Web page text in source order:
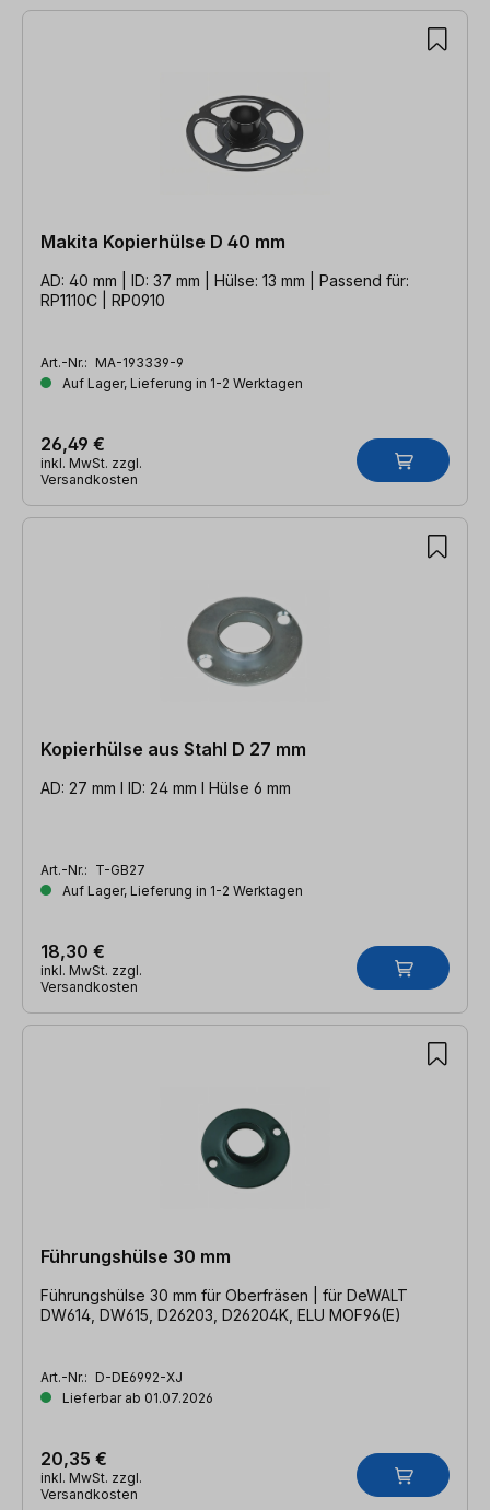
Makita Kopierhülse D 40 mm
AD: 40 mm | ID: 37 mm | Hülse: 13 mm | Passend für:
RP1110C | RP0910
Art.-Nr.: MA-193339-9
Auf Lager, Lieferung in 1-2 Werktagen
26,49 €
inkl. MwSt. zzgl.
Versandkosten
Kopierhülse aus Stahl D 27 mm
AD: 27 mm l ID: 24 mm l Hülse 6 mm
Art.-Nr.: T-GB27
Auf Lager, Lieferung in 1-2 Werktagen
18,30 €
inkl. MwSt. zzgl.
Versandkosten
Führungshülse 30 mm
Führungshülse 30 mm für Oberfräsen | für DeWALT
DW614, DW615, D26203, D26204K, ELU MOF96(E)
Art.-Nr.: D-DE6992-XJ
Lieferbar ab 01.07.2026
20,35 €
inkl. MwSt. zzgl.
Versandkosten